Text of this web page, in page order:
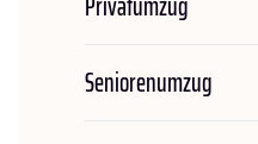
Seniorenumzug